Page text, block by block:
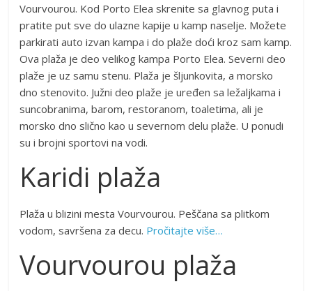
Vourvourou. Kod Porto Elea skrenite sa glavnog puta i
pratite put sve do ulazne kapije u kamp naselje. Možete
parkirati auto izvan kampa i do plaže doći kroz sam kamp.
Ova plaža je deo velikog kampa Porto Elea. Severni deo
plaže je uz samu stenu. Plaža je šljunkovita, a morsko
dno stenovito. Južni deo plaže je uređen sa ležaljkama i
suncobranima, barom, restoranom, toaletima, ali je
morsko dno slično kao u severnom delu plaže. U ponudi
su i brojni sportovi na vodi.
Karidi plaža
Plaža u blizini mesta Vourvourou. Peščana sa plitkom
vodom, savršena za decu. Pročitajte više…
Vourvourou plaža